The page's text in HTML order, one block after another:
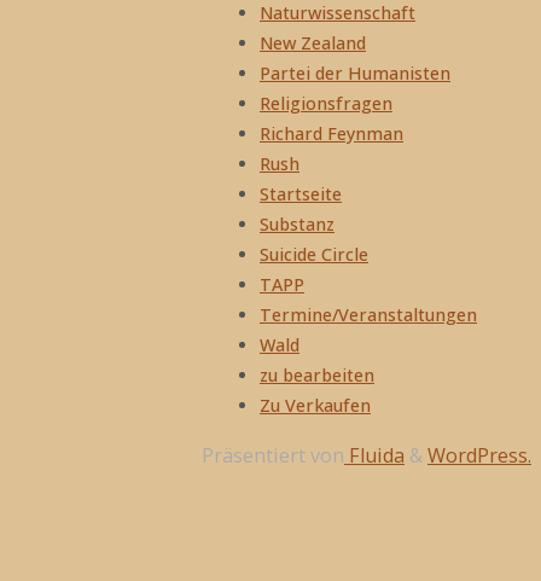
Naturwissenschaft
New Zealand
Partei der Humanisten
Religionsfragen
Richard Feynman
Rush
Startseite
Substanz
Suicide Circle
TAPP
Termine/Veranstaltungen
Wald
zu bearbeiten
Zu Verkaufen
Präsentiert von Fluida &WordPress.